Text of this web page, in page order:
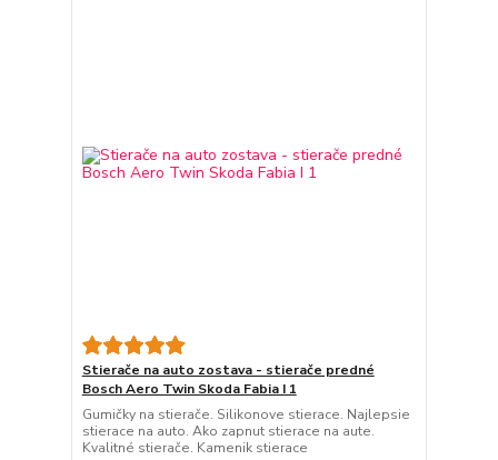
Stierače na auto zostava - stierače predné
Bosch Aero Twin Skoda Fabia I 1
Gumičky na stierače. Silikonove stierace. Najlepsie
stierace na auto. Ako zapnut stierace na aute.
Kvalitné stierače. Kamenik stierace